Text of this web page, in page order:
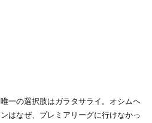
唯一の選択肢はガラタサライ。オシムヘ
ンはなぜ、プレミアリーグに行けなかっ